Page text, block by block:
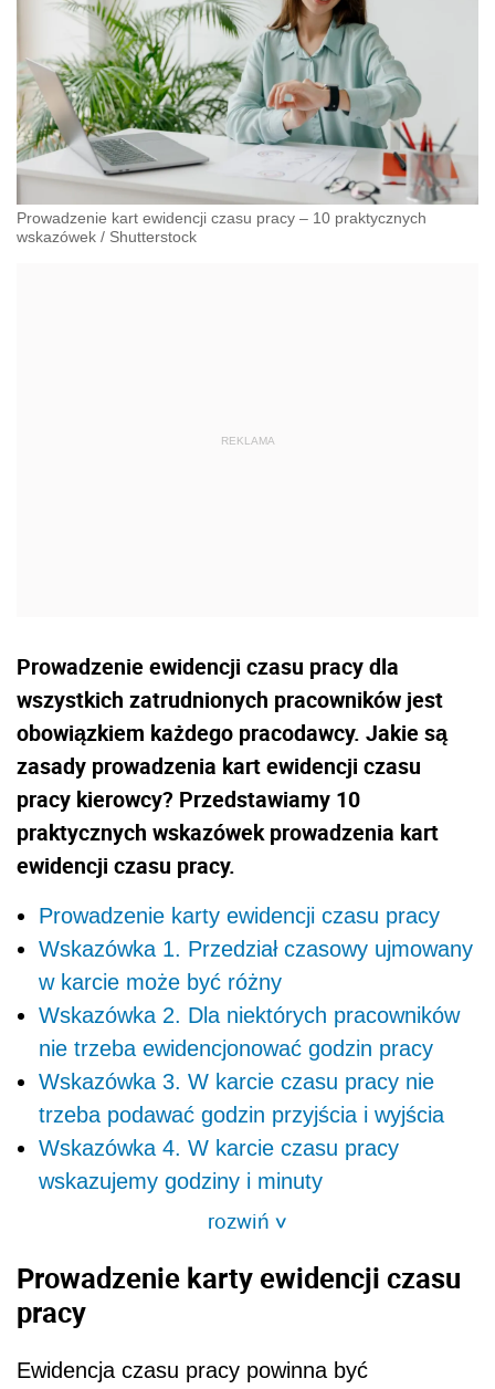
Prowadzenie kart ewidencji czasu pracy – 10 praktycznych
wskazówek / Shutterstock
Prowadzenie ewidencji czasu pracy dla
wszystkich zatrudnionych pracowników jest
obowiązkiem każdego pracodawcy. Jakie są
zasady prowadzenia kart ewidencji czasu
pracy kierowcy? Przedstawiamy 10
praktycznych wskazówek prowadzenia kart
ewidencji czasu pracy.
Prowadzenie karty ewidencji czasu pracy
Wskazówka 1. Przedział czasowy ujmowany
w karcie może być różny
Wskazówka 2. Dla niektórych pracowników
nie trzeba ewidencjonować godzin pracy
Wskazówka 3. W karcie czasu pracy nie
trzeba podawać godzin przyjścia i wyjścia
Wskazówka 4. W karcie czasu pracy
wskazujemy godziny i minuty
rozwiń>
Prowadzenie karty ewidencji czasu
pracy
Ewidencja czasu pracy powinna być